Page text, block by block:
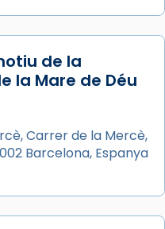
de la
la Mare de Déu
Carrer de la Mercè,
Barcelona, Espanya